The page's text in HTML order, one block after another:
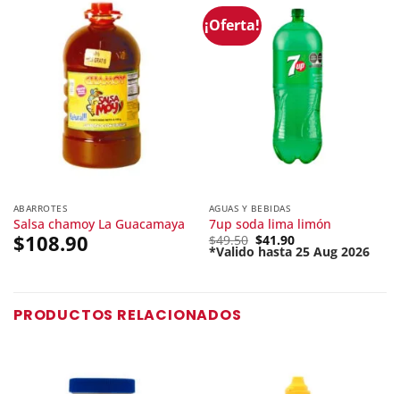
ABARROTES
Salsa chamoy La Guacamaya
$108.90
¡Oferta!
AGUAS Y BEBIDAS
7up soda lima limón
$49.50 Original
price
$41.90
*Valido hasta 25 Aug 2026
PRODUCTOS RELACIONADOS